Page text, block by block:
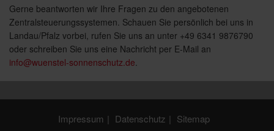
Gerne beantworten wir Ihre Fragen zu den angebotenen
Zentralsteuerungssystemen. Schauen Sie persönlich bei uns in
Landau/Pfalz vorbei, rufen Sie uns an unter +49 6341 9876790
oder schreiben Sie uns eine Nachricht per E-Mail an
info@wuenstel-sonnenschutz.de
Impressum Datenschutz Sitemap